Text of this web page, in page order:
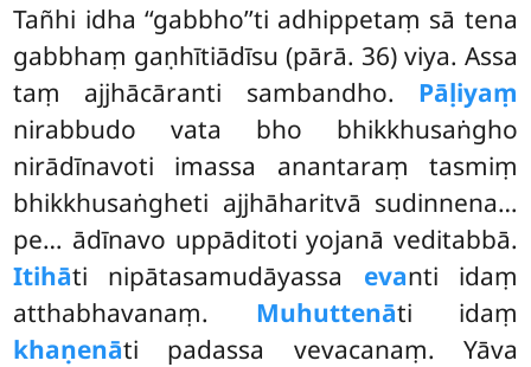
Tañhi idha ‘‘gabbho’’ti adhippetaṃ sā tena
gabbhaṃ gaṇhītiādīsu (pārā. 36) viya. Assa
taṃ ajjhācāranti sambandho. Pāḷiyaṃ
nirabbudo vata bho bhikkhusaṅgho
nirādīnavoti imassa anantaraṃ tasmiṃ
bhikkhusaṅgheti ajjhāharitvā sudinnena…
pe… ādīnavo uppāditoti yojanā veditabbā.
Itihāti nipātasamudāyassa evanti idaṃ
atthabhavanaṃ. Muhuttenāti idaṃ
khaṇenāti padassa vevacanaṃ. Yāva